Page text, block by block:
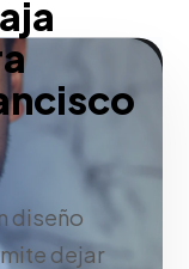
diseño
dejar